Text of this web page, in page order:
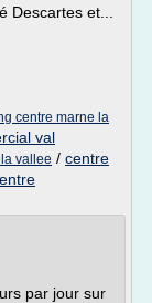
Descartes et...
centre marne la
val
vallee / centre
par jour sur